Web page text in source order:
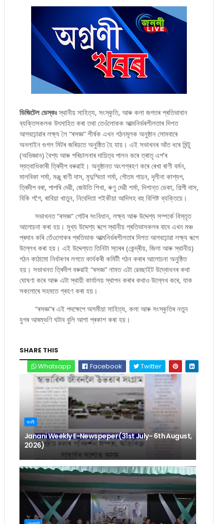
ডিজিটেল ডেস্কঃস্থানীয় সাহিত্য, সংস্কৃতি, আৰু কলা জগতৰ প্ৰতিভাবান
ব্যক্তিসকলক উৎসাহিত কৰা তথা তেওঁলোকক আত্মনির্ভৰশীলতাৰ দিশত
আগবঢ়োৱাৰ লক্ষ্য লৈ “ৰসজ্ঞ” শীৰ্ষক এখন গঠনমূলক অনুষ্ঠান সোমবাৰে
অনলাইন গুগল মিটৰ জৰিয়তে অনুষ্ঠিত হৈ যায়। এই সভাখনৰ আঁত ধৰে মিন্টু
(অভিজ্ঞান) বৈশ্য আৰু পৰিচালনাৰ দায়িত্ব পালন কৰে ত্ৰাতৃ এপʼৰ
স্বত্বাধিকাৰী ত্ৰিদীপ বৰুৱাই। অনুষ্ঠানত অংশগ্ৰহণ কৰে ৰেখা ৰাণী বৰ্মন,
মালবিকা শৰ্মা, মঞ্জু ৰাণী দাস, মৃদুস্মিতা শৰ্মা, গৌতম গায়ন, দৃলীনা কাশ্যপ,
ত্ৰিদীপ বৰা, পাপৰি দেৱী, জেউতি শিখা, ৰুণু দেৱী শৰ্মা, দিশান্ত ডেকা, শিল্পী দাস,
বিকি গগৈ, ৰাবিয়া খাতুন, নিবেদিতা শইকীয়া আদিসহ বহু বিশিষ্ট ব্যক্তিয়ে।
সভাখনত “ৰসজ্ঞ” গোটৰ সংবিধান, লক্ষ্য আৰু উদ্দেশ্য সম্পৰ্কে বিস্তৃত
আলোচনা কৰা হয়। মুখ্য উদ্দেশ্য ৰূপে স্থানীয় প্ৰতিভাসকলৰ বাবে এখন মঞ্চ
প্ৰদান কৰি তেঁওলোকৰ প্ৰতিভাক আত্মনির্ভৰশীলতাৰ দিশত আগবঢ়োৱা লক্ষ্য ৰূপে
উল্লেখ কৰা হয়। এই উদ্দেশ্যত তিনিটা স্তৰৰ (কেন্দ্ৰীয়, জিলা আৰু স্থানীয়)
গঠন কাঠামো নিৰ্ধাৰণৰ লগতে কাৰ্যকৰী কমিটী গঠন কৰাৰ আলোচনা অনুষ্ঠিত
হয়। সভাখনত ত্ৰিদীপ বৰুৱাই “ৰসজ্ঞ” নামত এটা ৱেবছাইট উদ্বোধনৰ কথা
ঘোষণা কৰে আৰু এটা স্থায়ী কাৰ্যালয় স্থাপন কৰাৰ কথাও উল্লেখ কৰে, যাক
সকলোৰে সহমতে গ্ৰহণ কৰা হয়।
“ৰসজ্ঞ”ৰ এই পদক্ষেপে অসমীয়া সাহিত্য, কলা আৰু সংস্কৃতিৰ নতুন
যুগৰ আৰম্ভণি ঘটাব বুলি আশা প্ৰকাশ কৰা হয়।
SHARE THIS
Whatsapp
Facebook Twitter
জননী
Janani Weekly E-Newspeper (31st July- 6th August,
2026)